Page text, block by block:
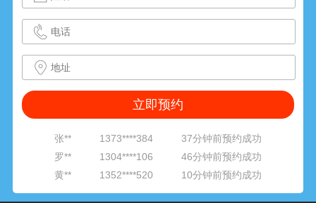
黄** 1352****520
10分钟前预约成功
张**
周**
1314****601
18分钟前预约成功
朱**
李**
1377****842
24分钟前预约成功
1891****316
范**
1382****062
33分钟前预约成功
张**
1373****384
37分钟前预约成功
罗**
1304****106
46分钟前预约成功
黄**
1352****520
10分钟前预约成功